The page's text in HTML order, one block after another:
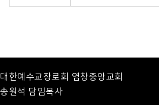
대한예수교장로회 염창중앙교회
송원석 담임목사